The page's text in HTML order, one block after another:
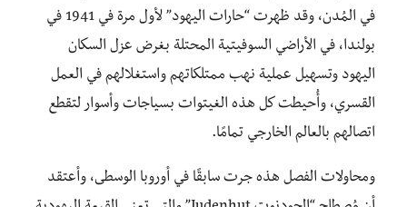
في المُدن، وقد ظهرت “حارات اليهود” لأول مرة في 1941 في
بولندا، في الأراضي السوفيتية المحتلة بغرض عزل السكان
اليهود وتسهيل عملية نهب ممتلكاتهم واستغلالهم في العمل
القسري، وأُحيطت كل هذه الغيتوات بسياجات وأسوار لتقطع
اتصالهم بالعالم الخارجي تمامًا.
ومحاولات الفصل هذه جرت سابقًا في أوروبا الوسطى، وأعتقد